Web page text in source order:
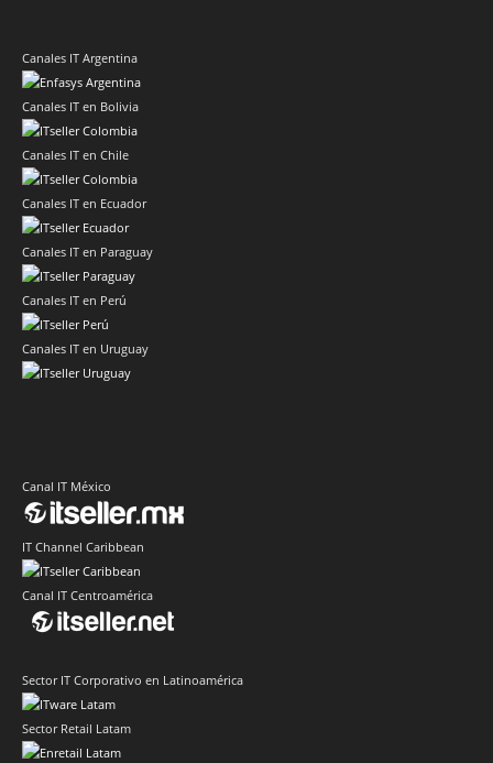
Canales IT Argentina
Canales IT en Bolivia
Canales IT en Chile
Canales IT en Ecuador
Canales IT en Paraguay
Canales IT en Perú
Canales IT en Uruguay
Canal IT México
IT Channel Caribbean
Canal IT Centroamérica
Sector IT Corporativo en Latinoamérica
Sector Retail Latam